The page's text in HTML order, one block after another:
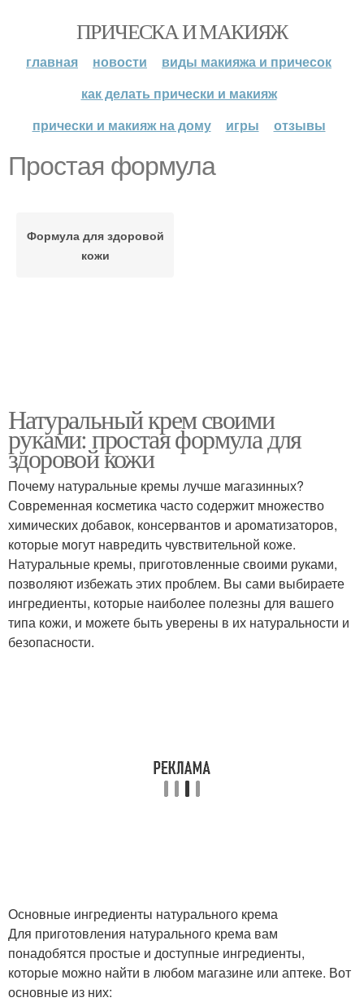
ПРИЧЕСКА И МАКИЯЖ
главная новости
виды макияжа и причесок
как делать прически и макияж
прически и макияж на дому
игры отзывы
Простая формула
Формула для здоровой
кожи
Натуральный крем своими
руками: простая формула для
здоровой кожи
Почему натуральные кремы лучше магазинных?
Современная косметика часто содержит множество
химических добавок, консервантов и ароматизаторов,
которые могут навредить чувствительной коже.
Натуральные кремы, приготовленные своими руками,
позволяют избежать этих проблем. Вы сами выбираете
ингредиенты, которые наиболее полезны для вашего
типа кожи, и можете быть уверены в их натуральности и
безопасности.
Основные ингредиенты натурального крема
Для приготовления натурального крема вам
понадобятся простые и доступные ингредиенты,
которые можно найти в любом магазине или аптеке. Вот
основные из них: